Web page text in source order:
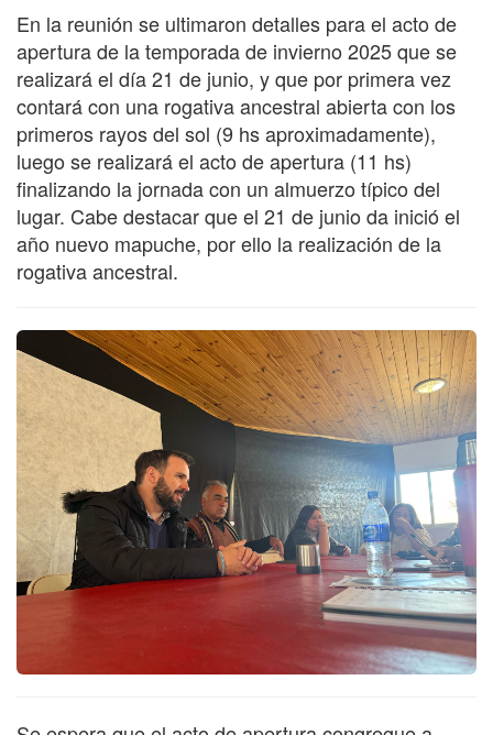
En la reunión se ultimaron detalles para el acto de
apertura de la temporada de invierno 2025 que se
realizará el día 21 de junio, y que por primera vez
contará con una rogativa ancestral abierta con los
primeros rayos del sol (9 hs aproximadamente),
luego se realizará el acto de apertura (11 hs)
finalizando la jornada con un almuerzo típico del
lugar. Cabe destacar que el 21 de junio da inició el
año nuevo mapuche, por ello la realización de la
rogativa ancestral.